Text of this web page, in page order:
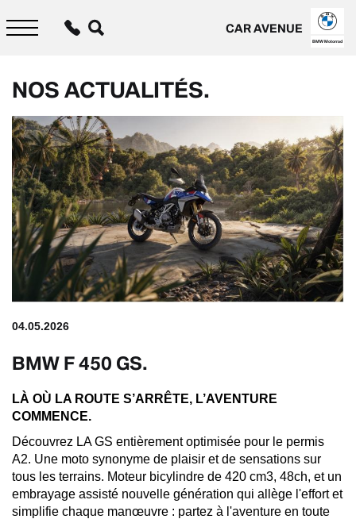
contenu
CAR AVENUE
BMW Motorrad
NOS ACTUALITÉS.
04.05.2026
BMW F 450 GS.
LÀ OÙ LA ROUTE S’ARRÊTE, L’AVENTURE
COMMENCE.
Découvrez LA GS entièrement optimisée pour le permis
A2. Une moto synonyme de plaisir et de sensations sur
tous les terrains. Moteur bicylindre de 420 cm3, 48ch, et un
embrayage assisté nouvelle génération qui allège l'effort et
simplifie chaque manœuvre : partez à l'aventure en toute